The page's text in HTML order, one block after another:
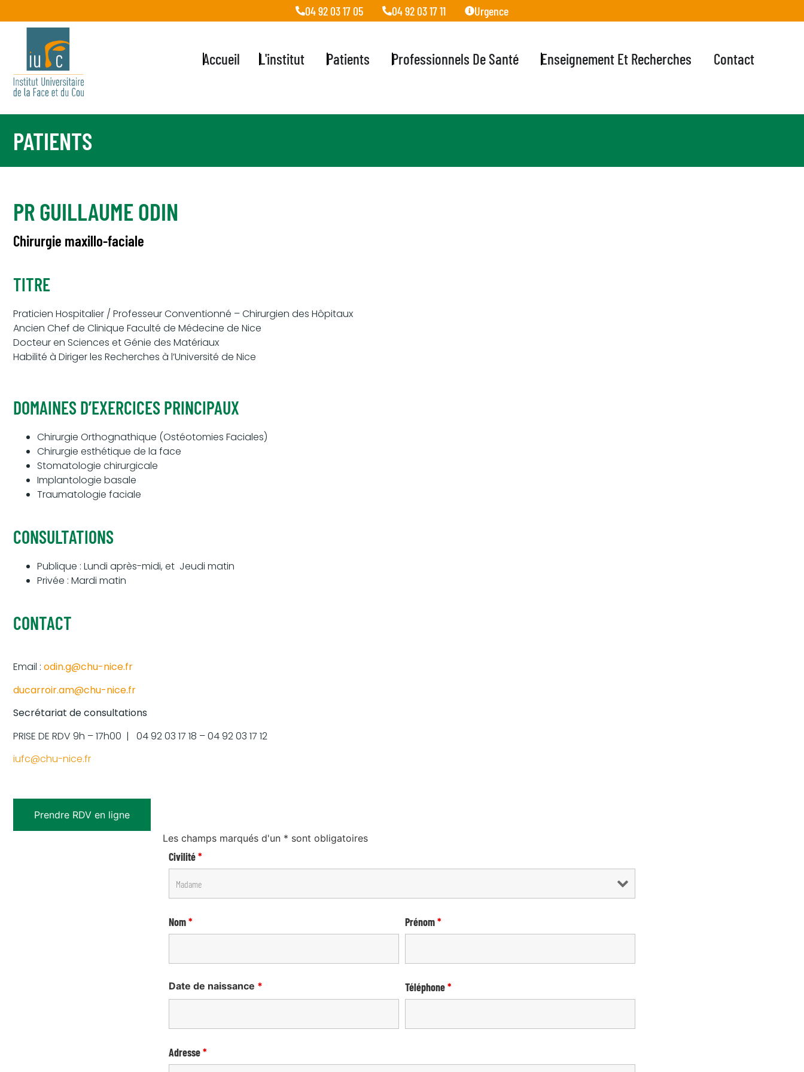
04 92 03 17 05 04 92 03 17 11 Urgence
Accueil L'institut Patients Professionnels De Santé Enseignement Et Recherches Contact
PATIENTS
PR GUILLAUME ODIN
Chirurgie maxillo-faciale
TITRE
Praticien Hospitalier / Professeur Conventionné – Chirurgien des Hôpitaux
Ancien Chef de Clinique Faculté de Médecine de Nice
Docteur en Sciences et Génie des Matériaux
Habilité à Diriger les Recherches à l’Université de Nice
DOMAINES D’EXERCICES PRINCIPAUX
Chirurgie Orthognathique (Ostéotomies Faciales)
Chirurgie esthétique de la face
Stomatologie chirurgicale
Implantologie basale
Traumatologie faciale
CONSULTATIONS
Publique : Lundi après-midi, et Jeudi matin
Privée : Mardi matin
CONTACT
Email : odin.g@chu-nice.fr
ducarroir.am@chu-nice.fr
Secrétariat de consultations
PRISE DE RDV 9h – 17h00 | 04 92 03 17 18 – 04 92 03 17 12
iufc@chu-nice.fr
Prendre RDV en ligne
Les champs marqués d'un * sont obligatoires
Civilité*
Nom* Prénom*
Date de naissance * Téléphone*
Adresse*